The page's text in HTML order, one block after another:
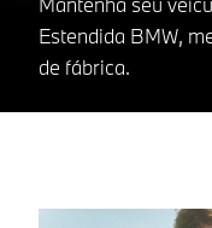
Estendida BMW,
de fábrica.